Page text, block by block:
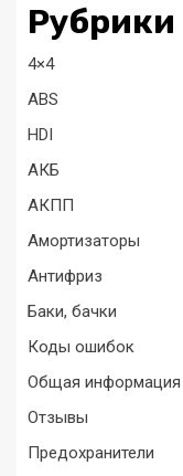
Рубрики
4×4
ABS
HDI
АКБ
АКПП
Амортизаторы
Антифриз
Баки, бачки
Коды ошибок
Общая информация
Отзывы
Предохранители